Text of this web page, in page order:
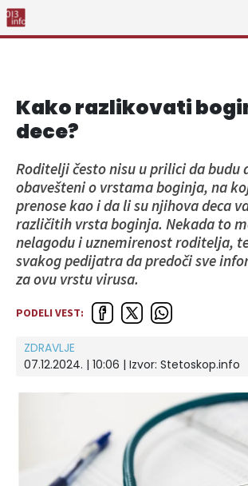
Kako razlikovati
dece?
Roditelji često nisu u prilici da budu
obavešteni o vrstama boginja, na
prenose kao i da li su njihova deca
različitih vrsta boginja. Nekada to
nelagodu i uznemirenost roditelja,
svakog pedijatra da predoči sve
za ovu vrstu virusa.
PODELI VEST:
ZDRAVLJE
07.12.2024. | 10:06 | Izvor: Stetoskop.info